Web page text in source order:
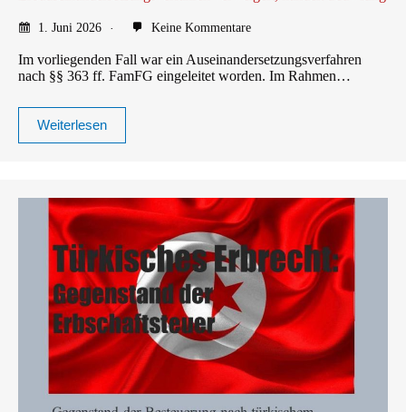
1. Juni 2026 Keine Kommentare
Im vorliegenden Fall war ein Auseinandersetzungsverfahren
nach §§ 363 ff. FamFG eingeleitet worden. Im Rahmen…
Weiterlesen